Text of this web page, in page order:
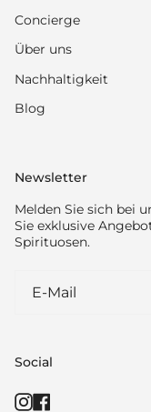
Concierge
Über uns
Nachhaltigkeit
Blog
Newsletter
Melden Sie sich bei
Sie exklusive
Spirituosen.
Social
Instagram